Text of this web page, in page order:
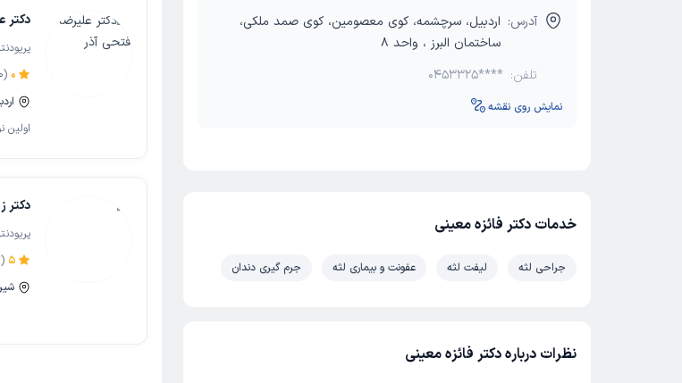
دکتر
0
(
0
اولین
دکتر
5
(
آدرس: اردبیل، سرچشمه، کوی معصومین، کوی صمد ملکی،
ساختمان البرز ، واحد 8
تلفن: 0453325****
نمایش روی نقشه
خدمات دکتر فائزه معینی
جراحی لثه لیفت لثه عفونت و بیماری لثه جرم گیری دندان
نظرات درباره دکتر فائزه معینی